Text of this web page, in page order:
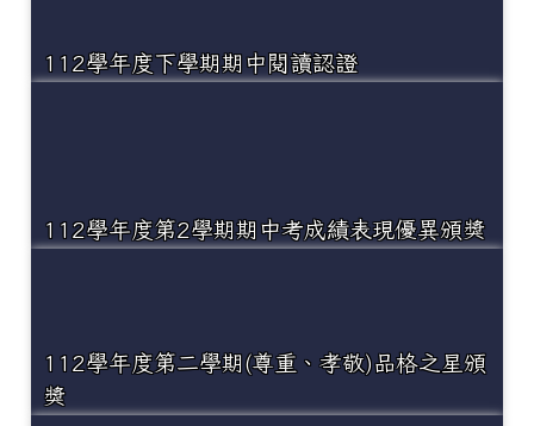
112學年度下學期期中閱讀認證
112學年度第2學期期中考成績表現優異頒獎
112學年度第二學期(尊重、孝敬)品格之星頒
獎